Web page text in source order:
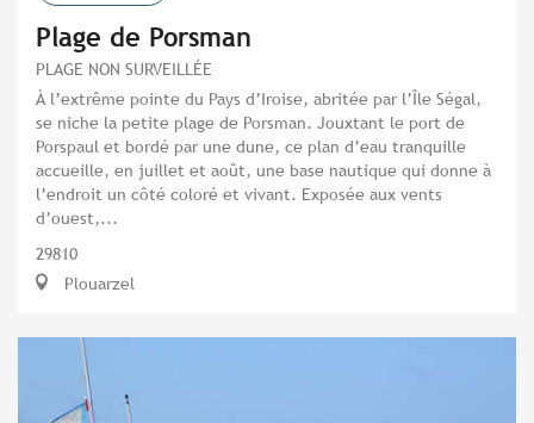
Plage de Porsman
PLAGE NON SURVEILLÉE
À l’extrême pointe du Pays d’Iroise, abritée par l’Île Ségal,
se niche la petite plage de Porsman. Jouxtant le port de
Porspaul et bordé par une dune, ce plan d’eau tranquille
accueille, en juillet et août, une base nautique qui donne à
l’endroit un côté coloré et vivant. Exposée aux vents
d’ouest,...
29810
Plouarzel